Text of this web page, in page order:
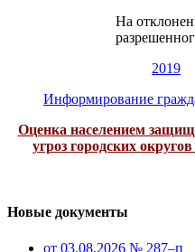
На
2019
Информирование
Оценка населением
угроз городских
Новые документы
от 03.08.2026 № 287–п